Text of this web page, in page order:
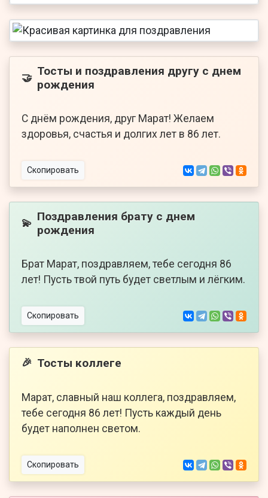
🤝 Тосты и поздравления другу с днем
рождения
С днём рождения, друг Марат! Желаем
здоровья, счастья и долгих лет в 86 лет.
Скопировать
💫 Поздравления брату с днем
рождения
Брат Марат, поздравляем, тебе сегодня 86
лет! Пусть твой путь будет светлым и лёгким.
Скопировать
🎉 Тосты коллеге
Марат, славный наш коллега, поздравляем,
тебе сегодня 86 лет! Пусть каждый день
будет наполнен светом.
Скопировать